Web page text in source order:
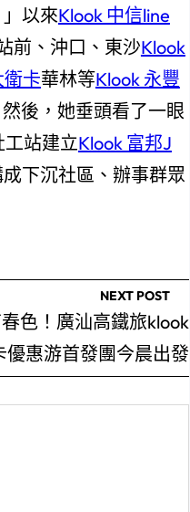
以來Klook 中信line
前、沖口、東沙Klook
衛卡華林等Klook 永豐
後，她垂頭看了一眼
站建立Klook 富邦J
下沉社區、辦事群眾
NEXT POST
色！廣汕高鐵旅klook
優惠游首發團今晨出發